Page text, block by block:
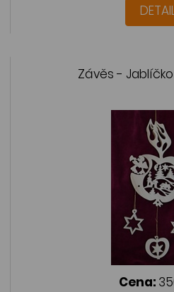
Závěs -
Cena: